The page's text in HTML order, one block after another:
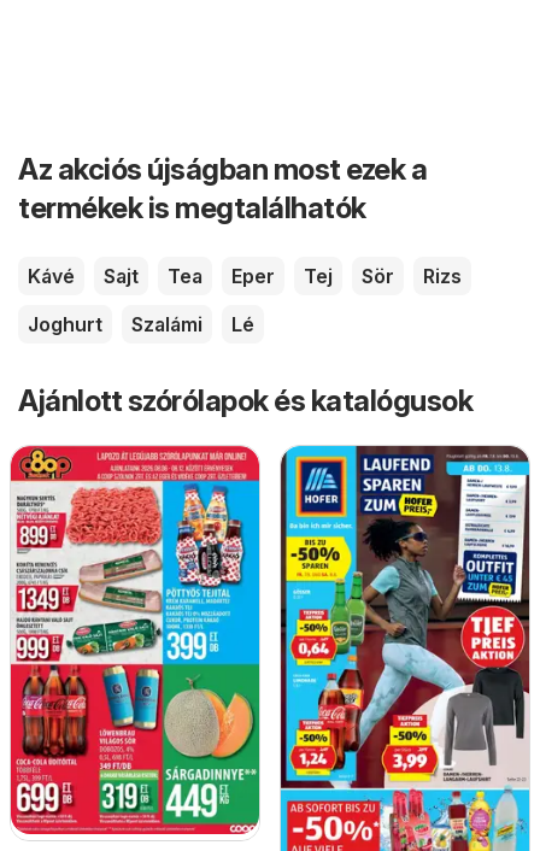
Az akciós újságban most ezek a
termékek is megtalálhatók
Kávé Sajt Tea Eper Tej Sör
Rizs
Joghurt
Szalámi Lé
Ajánlott szórólapok és katalógusok